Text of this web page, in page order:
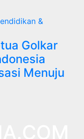
&
Golkar
Menuju